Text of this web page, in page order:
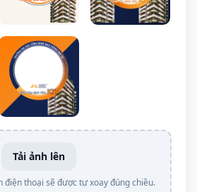
Tải ảnh lên
điện thoại sẽ được tự xoay đúng chiều.